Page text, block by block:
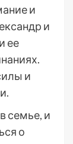
и
и
ее
и
семье, и
о